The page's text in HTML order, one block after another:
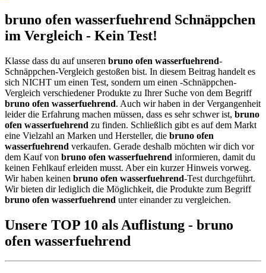
bruno ofen wasserfuehrend Schnäppchen
im Vergleich - Kein Test!
Klasse dass du auf unseren bruno ofen wasserfuehrend-
Schnäppchen-Vergleich gestoßen bist. In diesem Beitrag handelt es
sich NICHT um einen Test, sondern um einen -Schnäppchen-
Vergleich verschiedener Produkte zu Ihrer Suche von dem Begriff
bruno ofen wasserfuehrend. Auch wir haben in der Vergangenheit
leider die Erfahrung machen müssen, dass es sehr schwer ist, bruno
ofen wasserfuehrend zu finden. Schließlich gibt es auf dem Markt
eine Vielzahl an Marken und Hersteller, die bruno ofen
wasserfuehrend verkaufen. Gerade deshalb möchten wir dich vor
dem Kauf von bruno ofen wasserfuehrend informieren, damit du
keinen Fehlkauf erleiden musst. Aber ein kurzer Hinweis vorweg.
Wir haben keinen bruno ofen wasserfuehrend-Test durchgeführt.
Wir bieten dir lediglich die Möglichkeit, die Produkte zum Begriff
bruno ofen wasserfuehrend unter einander zu vergleichen.
Unsere TOP 10 als Auflistung - bruno
ofen wasserfuehrend